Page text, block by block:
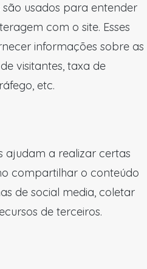
são usados para entender
com o site. Esses
informações sobre as
visitantes, taxa de
etc.
ajudam a realizar certas
compartilhar o conteúdo
de social media, coletar
de terceiros.